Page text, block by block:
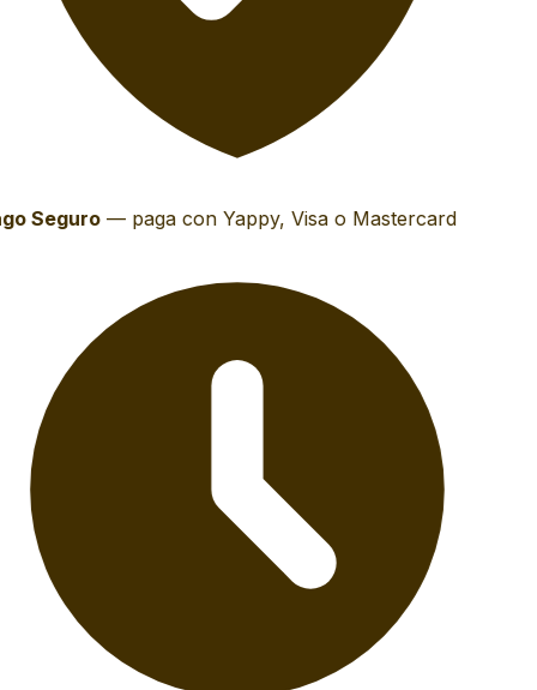
Seguro— paga con Yappy, Visa o Mastercard